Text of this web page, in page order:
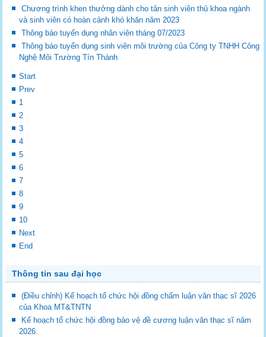
Chương trình khen thưởng dành cho tân sinh viên thủ khoa ngành
và sinh viên có hoàn cảnh khó khăn năm 2023
Thông báo tuyển dụng nhân viên tháng 07/2023
Thông báo tuyển dụng sinh viên môi trường của Công ty TNHH Công
Nghệ Môi Trường Tín Thành
Start
Prev
1
2
3
4
5
6
7
8
9
10
Next
End
Thông tin sau đại học
(Điều chỉnh) Kế hoạch tổ chức hội đồng chấm luận văn thạc sĩ 2026
của Khoa MT&TNTN
Kế hoạch tổ chức hội đồng bảo vệ đề cương luận văn thạc sĩ năm
2026.